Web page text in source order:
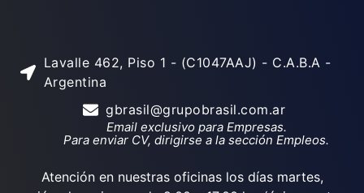
Lavalle 462, Piso 1 - (C1047AAJ) - C.A.B.A -
Argentina
gbrasil@grupobrasil.com.ar
Email exclusivo para Empresas.
Para enviar CV, dirigirse a la sección Empleos.
Atención en nuestras oficinas los días martes,